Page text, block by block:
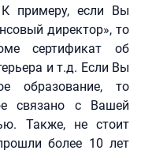
К примеру, если Вы
директор», то
сертификат об
и т.д. Если Вы
образование, то
связано с Вашей
Также, не стоит
более 10 лет